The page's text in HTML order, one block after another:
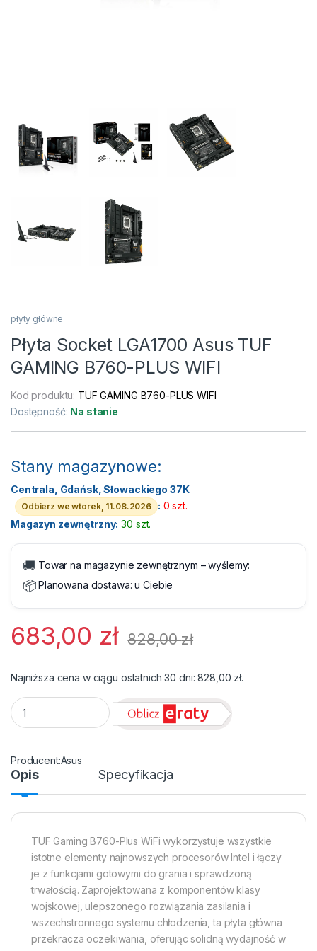
płyty główne
Płyta Socket LGA1700 Asus TUF
GAMING B760-PLUS WIFI
Kod produktu: TUF GAMING B760-PLUS WIFI
Dostępność: Na stanie
Stany magazynowe:
Centrala, Gdańsk, Słowackiego 37K
Odbierz we wtorek, 11.08.2026 : 0 szt.
Magazyn zewnętrzny: 30 szt.
🚚 Towar na magazynie zewnętrznym – wyślemy:
📦Planowana dostawa:u Ciebie
683,00 zł 828,00zł
Najniższa cena w ciągu ostatnich 30 dni:828,00 zł.
Płyta Socket LGA1700 Asus TUF GAMING B760-PLUS WIFI
Asus
Opis Specyfikacja
TUF Gaming B760-Plus WiFi wykorzystuje wszystkie
istotne elementy najnowszych procesorów Intel i łączy
je z funkcjami gotowymi do grania i sprawdzoną
trwałością. Zaprojektowana z komponentów klasy
wojskowej, ulepszonego rozwiązania zasilania i
wszechstronnego systemu chłodzenia, ta płyta główna
przekracza oczekiwania, oferując solidną wydajność w